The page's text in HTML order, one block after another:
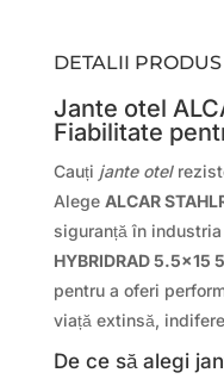
DETALII PRODUS
Jante otel
Fiabilitate
Cauți jante otel
Alege ALCAR
siguranță în
HYBRIDRAD 5.5×15
pentru a oferi
viață extinsă,
De ce să alegi